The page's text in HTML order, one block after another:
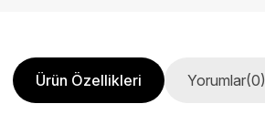
Ürün Özellikleri Yorumlar(0)